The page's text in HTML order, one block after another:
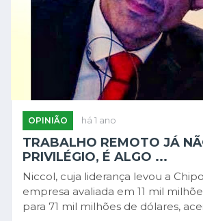
OPINIÃO há 1 ano
TRABALHO REMOTO JÁ
PRIVILÉGIO, É ALGO ...
Niccol, cuja liderança levou a
empresa avaliada em 11 mil
para 71 mil milhões de dólares,